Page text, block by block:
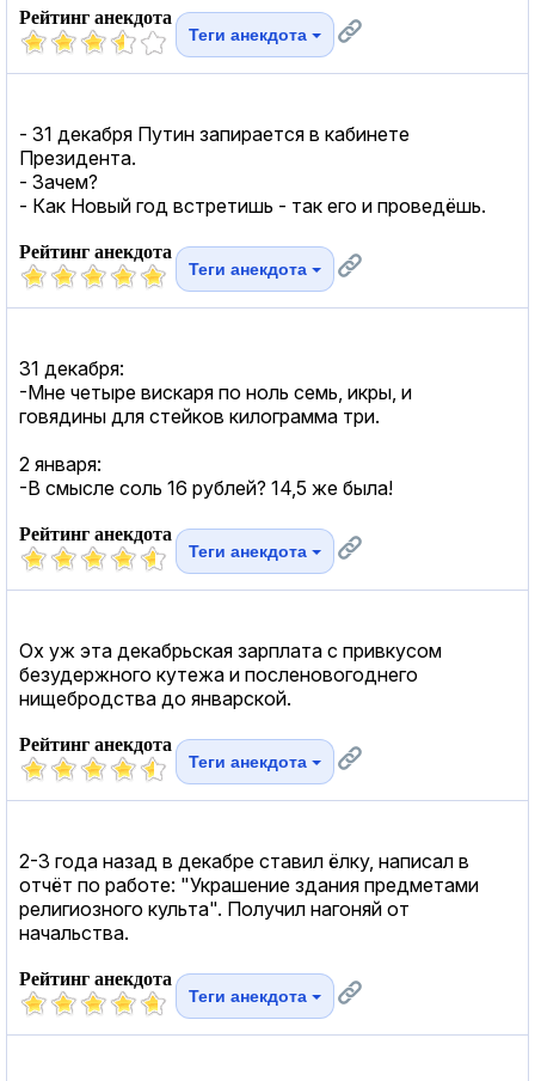
Рейтинг анекдота
Теги анекдота
- 31 декабря Путин запирается в кабинете
Президента.
- Зачем?
- Как Новый год встретишь - так его и проведёшь.
Рейтинг анекдота
Теги анекдота
31 декабря:
-Мне четыре вискаря по ноль семь, икры, и
говядины для стейков килограмма три.
2 января:
-В смысле соль 16 рублей? 14,5 же была!
Рейтинг анекдота
Теги анекдота
Ох уж эта декабрьская зарплата с привкусом
безудержного кутежа и посленовогоднего
нищебродства до январской.
Рейтинг анекдота
Теги анекдота
2-3 года назад в декабре ставил ёлку, написал в
отчёт по работе: "Украшение здания предметами
религиозного культа". Получил нагоняй от
начальства.
Рейтинг анекдота
Теги анекдота